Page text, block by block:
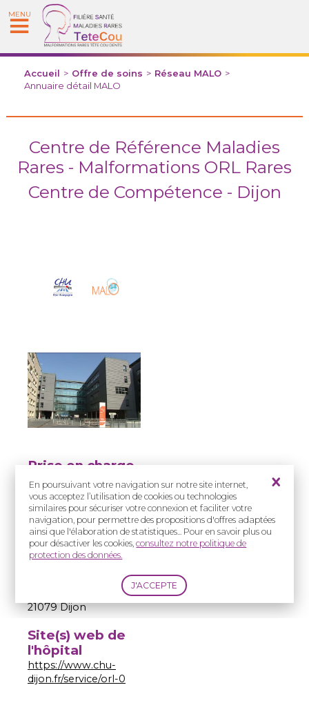
En poursuivant votre navigation sur notre site internet,
vous acceptez l’utilisation de cookies ou technologies
similaires pour sécuriser votre connexion et faciliter votre
navigation, pour permettre des propositions d'offres adaptées
ainsi que l'élaboration de statistiques... Pour en savoir plus ou
pour désactiver les cookies,consultez notre politique de
protection des données.
MENU
Accueil > Offre de soins > Réseau MALO >
Annuaire détail MALO
Centre de Référence Maladies
Rares - Malformations ORL Rares
Centre de Compétence - Dijon
Prise en charge
:
Enfants
Adresse(s) :
CHU Dijon Bourgogne
- Hôpital François
14 rue Paul Gaffarel
21079 Dijon
Site(s) web de
l'hôpital
https://www.chu-
dijon.fr/service/orl-0